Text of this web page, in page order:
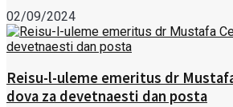
02/09/2024
Reisu-l-uleme emeritus dr
dova za devetnaesti dan posta